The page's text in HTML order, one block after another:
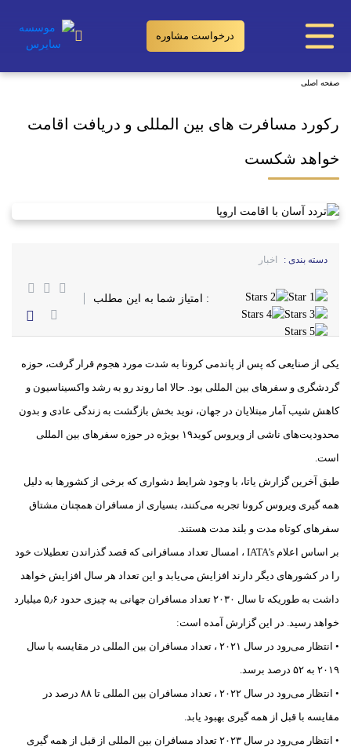
درخواست مشاوره
رکورد مسافرت های بین المللی و دریافت اقامت
خواهد شکست
صفحه اصلی
دسته بندی : اخبار
: امتیاز شما به این مطلب
یکی از صنایعی که پس از پاندمی کرونا به شدت مورد هجوم قرار گرفت، حوزه
گردشگری و سفرهای بین المللی بود. حالا اما روند رو به رشد واکسیناسیون و
کاهش شیب آمار مبتلایان در جهان، نوید بخش بازگشت به زندگی عادی و بدون
محدودیت‌های ناشی از ویروس کوید۱۹ بویژه در حوزه سفرهای بین المللی
است.
طبق آخرین گزارش یاتا، با وجود شرایط دشواری که برخی از کشورها به دلیل
همه گیری ویروس کرونا تجربه می‌کنند، بسیاری از مسافران همچنان مشتاق
سفرهای کوتاه مدت و بلند مدت هستند.
بر اساس اعلام IATA’s ، امسال تعداد مسافرانی که قصد گذراندن تعطیلات خود
را در کشورهای دیگر دارند افزایش می‌یابد و این تعداد هر سال افزایش خواهد
داشت به طوریکه تا سال ۲۰۳۰ تعداد مسافران جهانی به چیزی حدود ۵٫۶ میلیارد
خواهد رسید. در این گزارش آمده است:
• انتظار می‌رود در سال ۲۰۲۱ ، تعداد مسافران بین المللی در مقایسه با سال
۲۰۱۹ به ۵۲ درصد برسد.
• انتظار می‌رود در سال ۲۰۲۲ ، تعداد مسافران بین المللی تا ۸۸ درصد در
مقایسه با قبل از همه گیری بهبود یابد.
• انتظار می‌رود در سال ۲۰۲۳ تعداد مسافران بین المللی از قبل از همه گیری